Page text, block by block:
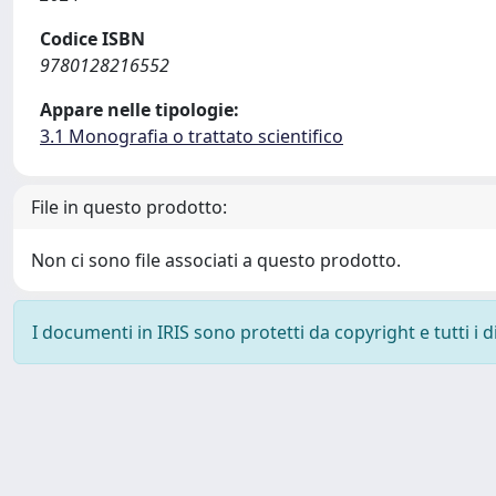
Codice ISBN
9780128216552
Appare nelle tipologie:
3.1 Monografia o trattato scientifico
File in questo prodotto:
Non ci sono file associati a questo prodotto.
I documenti in IRIS sono protetti da copyright e tutti i